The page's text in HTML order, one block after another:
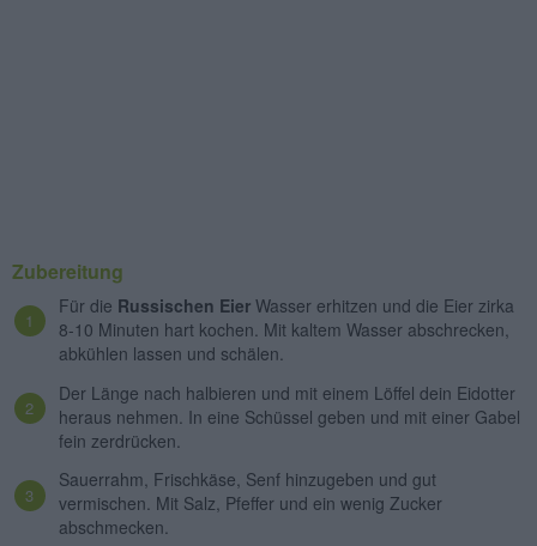
Zubereitung
Für die Russischen Eier Wasser erhitzen und die Eier zirka
8-10 Minuten hart kochen. Mit kaltem Wasser abschrecken,
abkühlen lassen und schälen.
Der Länge nach halbieren und mit einem Löffel dein Eidotter
heraus nehmen. In eine Schüssel geben und mit einer Gabel
fein zerdrücken.
Sauerrahm, Frischkäse, Senf hinzugeben und gut
vermischen. Mit Salz, Pfeffer und ein wenig Zucker
abschmecken.